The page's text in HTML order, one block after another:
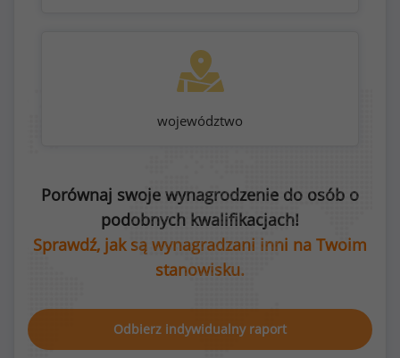
województwo
Porównaj swoje wynagrodzenie do osób o
podobnych kwalifikacjach!
Sprawdź, jak są wynagradzani inni na Twoim
stanowisku.
Odbierz indywidualny raport